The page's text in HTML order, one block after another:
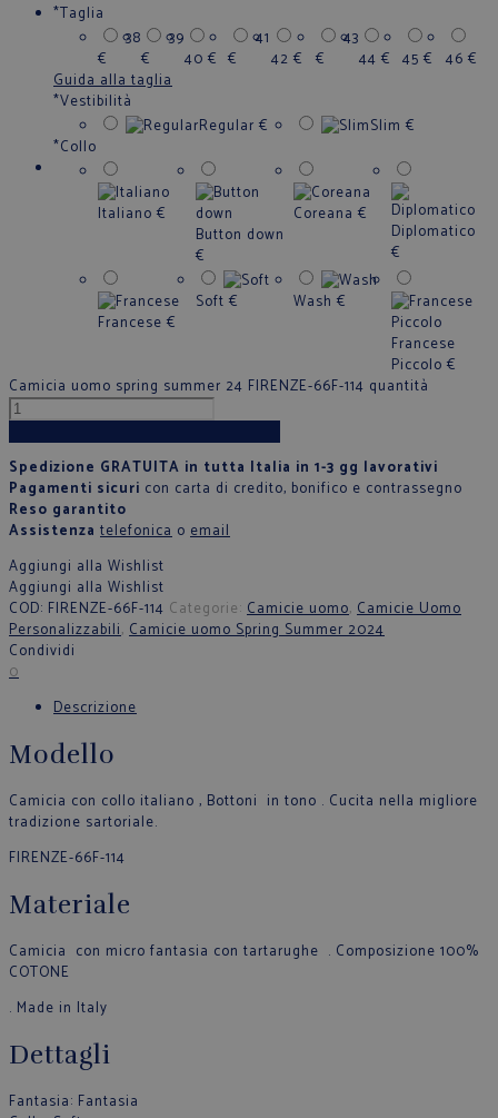
*Taglia
38
€
39
€
40 €
41
€
42 €
43
€
44 € 45 € 46 €
Guida alla taglia
*Vestibilità
Regular € Slim €
*Collo
Italiano €
Button down
€
Coreana €
Diplomatico
€
Francese €
Soft € Wash €
Francese
Piccolo €
Camicia uomo spring summer 24 FIRENZE-66F-114 quantità
Spedizione GRATUITA in tutta Italia in 1-3 gg lavorativi
Pagamenti sicuri con carta di credito, bonifico e contrassegno
Reso garantito
Assistenza telefonica o email
Aggiungi alla Wishlist
Aggiungi alla Wishlist
COD: FIRENZE-66F-114 Categorie: Camicie uomo, Camicie Uomo
Personalizzabili, Camicie uomo Spring Summer 2024
Condividi
0
Descrizione
Modello
Camicia con collo italiano , Bottoni in tono . Cucita nella migliore
tradizione sartoriale.
FIRENZE-66F-114
Materiale
Camicia con micro fantasia con tartarughe . Composizione 100%
COTONE
. Made in Italy
Dettagli
Fantasia: Fantasia